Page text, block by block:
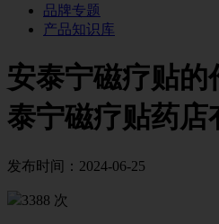
品牌专题
产品知识库
安泰宁磁疗贴的
泰宁磁疗贴药店
发布时间：2024-06-25
3388 次